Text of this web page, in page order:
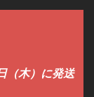
（木）に発送